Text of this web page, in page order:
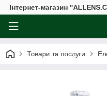
Інтернет-магазин
Товари та послуги